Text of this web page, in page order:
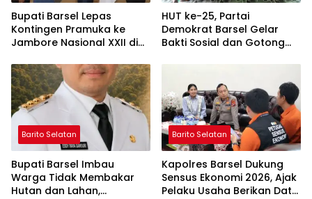
Bupati Barsel Lepas
Kontingen Pramuka ke
Jambore Nasional XXII di
HUT ke-25, Partai
Demokrat Barsel Gelar
Bakti Sosial dan Gotong
Ashfiya
Barito Selatan
Bupati Barsel Imbau
Warga Tidak Membakar
Hutan dan Lahan,
Barito Selatan
Kapolres Barsel Dukung
Sensus Ekonomi 2026, Ajak
Pelaku Usaha Berikan Data